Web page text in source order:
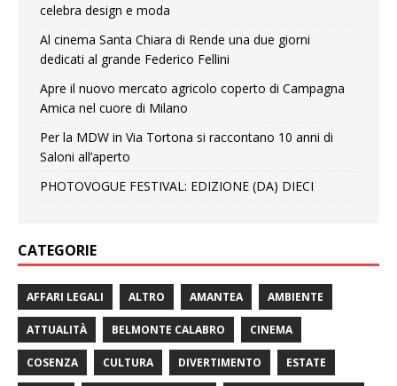
celebra design e moda
Al cinema Santa Chiara di Rende una due giorni
dedicati al grande Federico Fellini
Apre il nuovo mercato agricolo coperto di Campagna
Amica nel cuore di Milano
Per la MDW in Via Tortona si raccontano 10 anni di
Saloni all’aperto
PHOTOVOGUE FESTIVAL: EDIZIONE (DA) DIECI
CATEGORIE
AFFARI LEGALI ALTRO AMANTEA AMBIENTE
ATTUALITÀ BELMONTE CALABRO CINEMA
COSENZA CULTURA DIVERTIMENTO ESTATE